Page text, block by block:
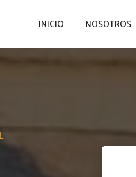
INICIO NOSOTROS